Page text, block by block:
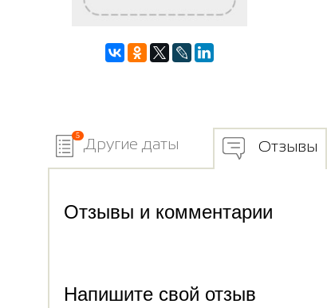
5 Другие даты Отзывы
Отзывы и комментарии
Напишите свой отзыв